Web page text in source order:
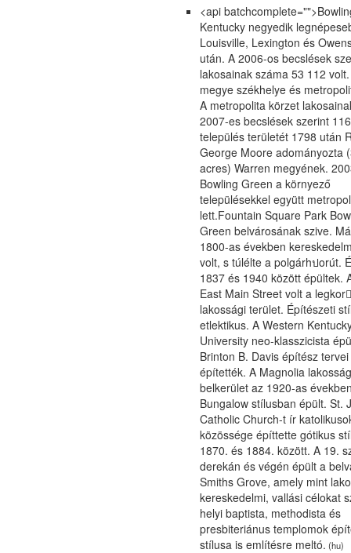
<api
Kentucky negyedik
Louisville, Lexington és
után. A 2006-os becslések
lakosainak száma 53 112
megye székhelye és
A metropolita körzet
2007-es becslések szerint
település területét 1798 után
George Moore adományozta
acres) Warren megyének.
Bowling Green a környező
településekkel együtt
lett.Fountain Square Park
Green belvárosának szive.
1800-as években
volt, s túlélte a polgárhปorút.
1837 és 1940 között épültek.
East Main Street volt a
lakossági terület. Építészeti
etlektikus. A Western
University neo-klasszicista
Brinton B. Davis építész
építették. A Magnolia
belkerület az 1920-as
Bungalow stílusban épült. St.
Catholic Church-t ír
közössége építtette gótikus
1870. és 1884. között. A 19.
derekán és végén épült a
Smiths Grove, amely mint
kereskedelmi, vallási célokat
helyi baptista, methodista és
presbiteriánus templomok
stílusa is említésre meltó. (hu)